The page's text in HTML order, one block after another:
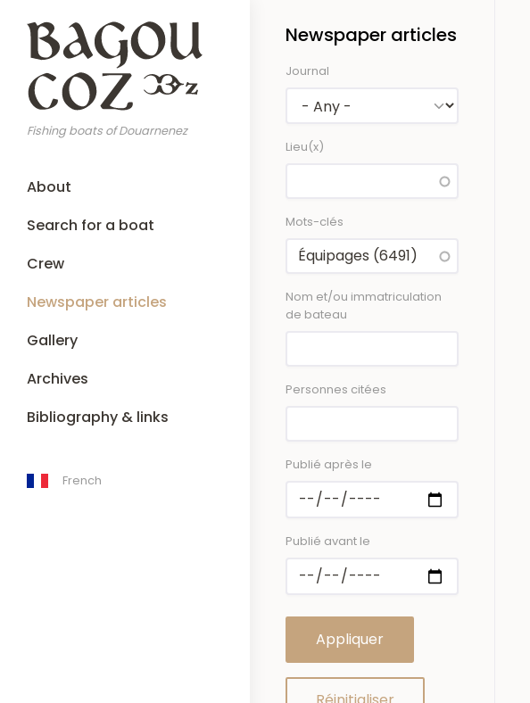
main
content
Fishing boats of Douarnenez
MainAbout
Search for a boat
Crew
Newspaper articles
Gallery
Archives
Bibliography & links
French
Newspaper articles
Journal
Lieu(x)
Mots-clés
Nom et/ou immatriculation
de bateau
Personnes citées
Publié après le
Publié avant le